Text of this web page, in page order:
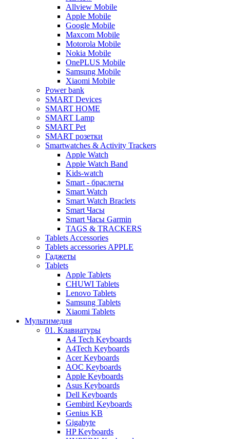
Allview Mobile
Apple Mobile
Google Mobile
Maxcom Mobile
Motorola Mobile
Nokia Mobile
OnePLUS Mobile
Samsung Mobile
Xiaomi Mobile
Power bank
SMART Devices
SMART HOME
SMART Lamp
SMART Pet
SMART розетки
Smartwatches & Activity Trackers
Apple Watch
Apple Watch Band
Kids-watch
Smart - браслеты
Smart Watch
Smart Watch Braclets
Smart Часы
Smart Часы Garmin
TAGS & TRACKERS
Tablets Accessories
Tablets accessories APPLE
Гаджеты
Tablets
Apple Tablets
CHUWI Tablets
Lenovo Tablets
Samsung Tablets
Xiaomi Tablets
Мультимедия
01. Клавиатуры
A4 Tech Keyboards
A4Tech Keyboards
Acer Keyboards
AOC Keyboards
Apple Keyboards
Asus Keyboards
Dell Keyboards
Gembird Keyboards
Genius KB
Gigabyte
HP Keyboards